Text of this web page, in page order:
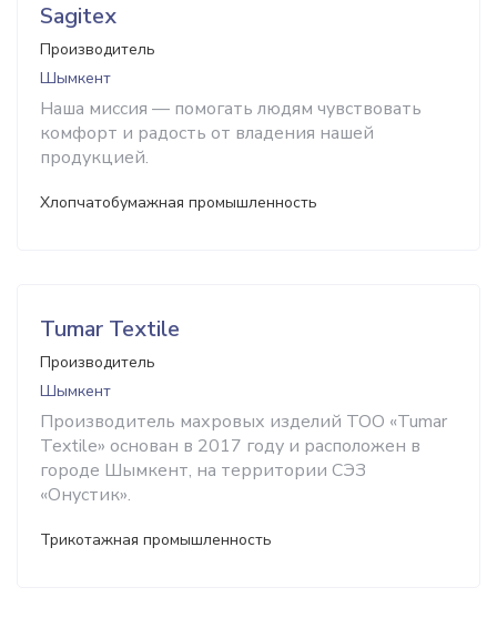
Sagitex
Производитель
Шымкент
Наша миссия — помогать людям чувствовать
комфорт и радость от владения нашей
продукцией.
Хлопчатобумажная промышленность
Tumar Textile
Производитель
Шымкент
Производитель махровых изделий ТОО «Tumar
Textile» основан в 2017 году и расположен в
городе Шымкент, на территории СЭЗ
«Онустик».
Трикотажная промышленность